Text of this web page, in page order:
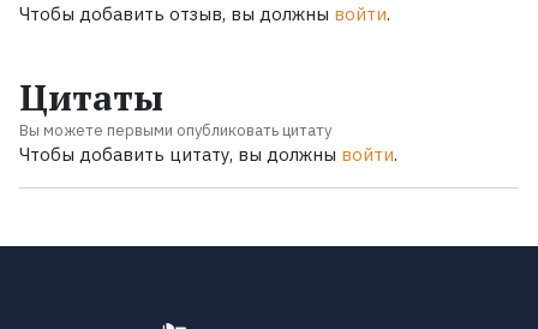
Чтобы добавить отзыв, вы должны войти.
Цитаты
Вы можете первыми опубликовать цитату
Чтобы добавить цитату, вы должны войти.